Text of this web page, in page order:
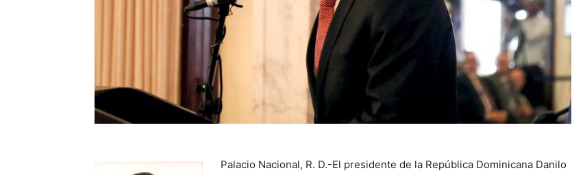
Palacio Nacional, R. D.-El presidente de la República Dominicana Danilo